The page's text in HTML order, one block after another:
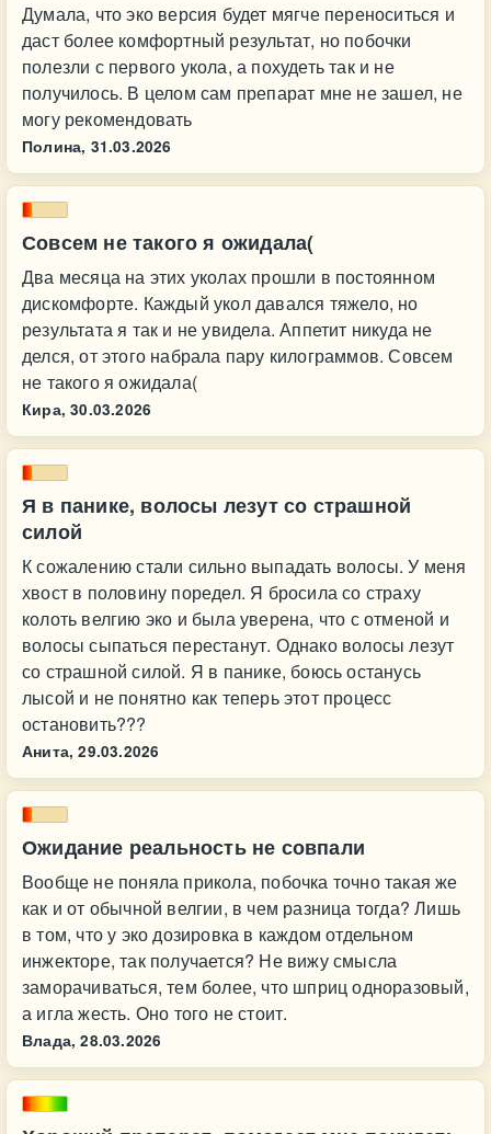
Думала, что эко версия будет мягче переноситься и
даст более комфортный результат, но побочки
полезли с первого укола, а похудеть так и не
получилось. В целом сам препарат мне не зашел, не
могу рекомендовать
Полина, 31.03.2026
Совсем не такого я ожидала(
Два месяца на этих уколах прошли в постоянном
дискомфорте. Каждый укол давался тяжело, но
результата я так и не увидела. Аппетит никуда не
делся, от этого набрала пару килограммов. Совсем
не такого я ожидала(
Кира, 30.03.2026
Я в панике, волосы лезут со страшной
силой
К сожалению стали сильно выпадать волосы. У меня
хвост в половину поредел. Я бросила со страху
колоть велгию эко и была уверена, что с отменой и
волосы сыпаться перестанут. Однако волосы лезут
со страшной силой. Я в панике, боюсь останусь
лысой и не понятно как теперь этот процесс
остановить???
Анита, 29.03.2026
Ожидание реальность не совпали
Вообще не поняла прикола, побочка точно такая же
как и от обычной велгии, в чем разница тогда? Лишь
в том, что у эко дозировка в каждом отдельном
инжекторе, так получается? Не вижу смысла
заморачиваться, тем более, что шприц одноразовый,
а игла жесть. Оно того не стоит.
Влада, 28.03.2026